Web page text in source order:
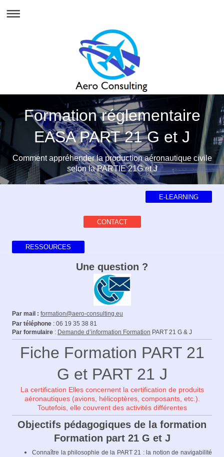
Formation réglementaire
EASA PART 21 G et J
Comment appréhender la production aéronautique civile
selon la PARTIE 21G et J
E-LEARNING
CONTACT
RESSOURCES
Une question ?
Par mail : formation@aero-consulting.eu
Par téléphone : 06 19 35 38 81
Par formulaire : Demande d’information Formation PART 21 G & J
Fiche Formation PART 21
G et PART 21 J
La certification Elles concernent la certification de produits
aéronautiques (avions, hélicoptères, composants, etc.).
Toutefois, elle couvrent des activités différentes
Objectifs pédagogiques de la formation
Formation part 21 G et J
Connaître la philosophie de la PART 21 : la notion de navigabilité